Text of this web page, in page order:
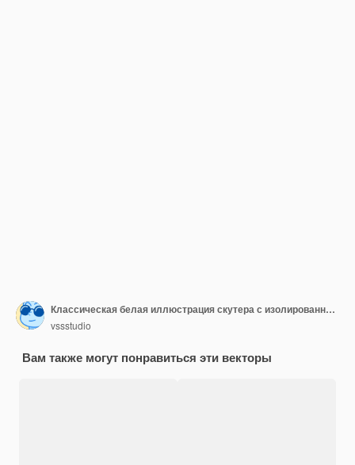
Классическая белая иллюстрация скутера с изолированным белым фоном.
vssstudio
Вам также могут понравиться эти векторы